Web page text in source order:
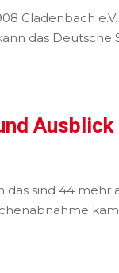
Gladenbach
das
Ausblick
sind 44